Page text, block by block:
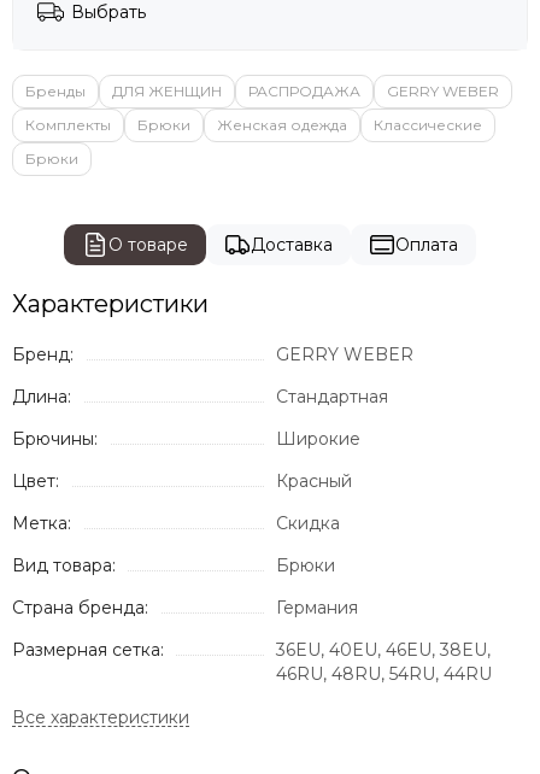
Выбрать
Бренды ДЛЯ ЖЕНЩИН РАСПРОДАЖА
GERRY WEBER
Комплекты
Брюки Женская одежда
Классические
Брюки
О товаре Доставка Оплата
Характеристики
Бренд:
GERRY WEBER
Длина:
Стандартная
Брючины:
Широкие
Цвет:
Красный
Метка:
Скидка
Вид товара:
Брюки
Страна бренда:
Германия
Размерная сетка:
36EU, 40EU, 46EU, 38EU,
46RU, 48RU, 54RU, 44RU